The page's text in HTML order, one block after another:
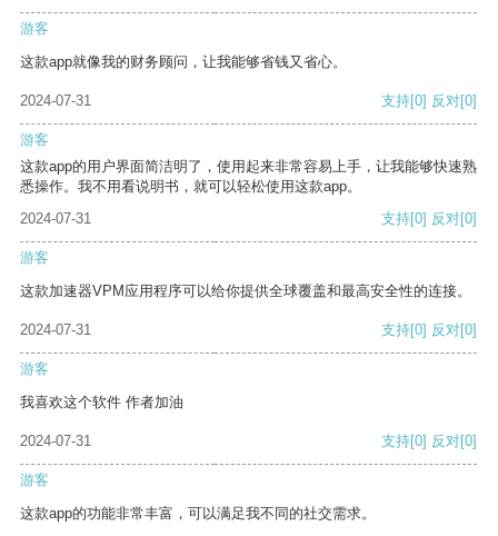
游客
这款app就像我的财务顾问，让我能够省钱又省心。
2024-07-31 支持[0] 反对[0]
游客
这款app的用户界面简洁明了，使用起来非常容易上手，让我能够快速熟
悉操作。我不用看说明书，就可以轻松使用这款app。
2024-07-31
支持[0] 反对[0]
游客
这款加速器VPM应用程序可以给你提供全球覆盖和最高安全性的连接。
2024-07-31 支持[0] 反对[0]
游客
我喜欢这个软件 作者加油
2024-07-31 支持[0] 反对[0]
游客
这款app的功能非常丰富，可以满足我不同的社交需求。